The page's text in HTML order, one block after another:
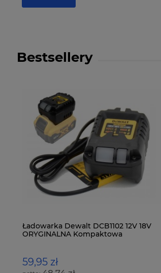
Bestsellery
Ładowarka Dewalt DCB1102 12V 18V
ORYGINALNA Kompaktowa
59,95 zł